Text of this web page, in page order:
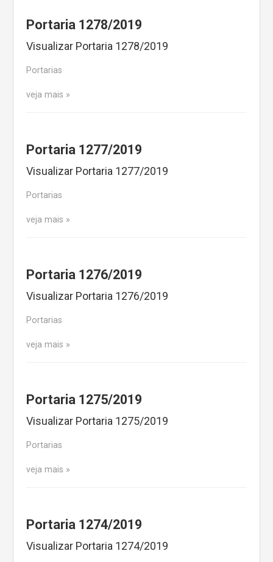
Portaria 1278/2019
Visualizar Portaria 1278/2019
Portarias
veja mais
Portaria 1277/2019
Visualizar Portaria 1277/2019
Portarias
veja mais
Portaria 1276/2019
Visualizar Portaria 1276/2019
Portarias
veja mais
Portaria 1275/2019
Visualizar Portaria 1275/2019
Portarias
veja mais
Portaria 1274/2019
Visualizar Portaria 1274/2019